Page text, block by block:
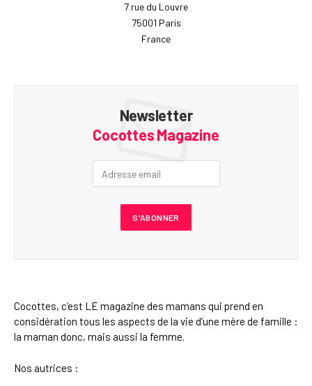
7 rue du Louvre
75001 Paris
France
Newsletter
Cocottes Magazine
Cocottes, c’est LE magazine des mamans qui prend en
considération tous les aspects de la vie d’une mère de famille :
la maman donc, mais aussi la femme.
Nos autrices :